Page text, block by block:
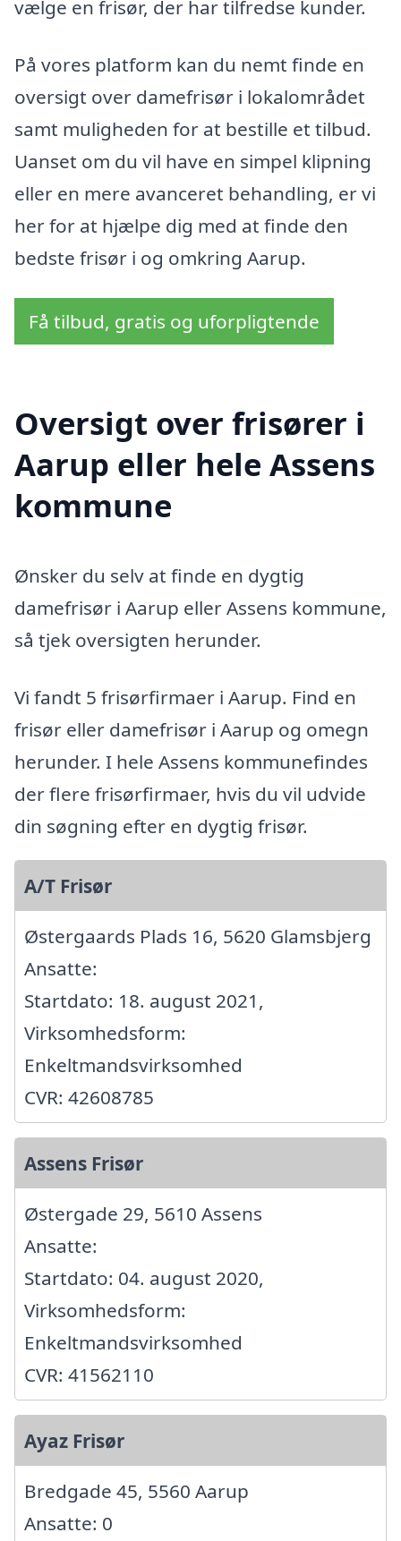
vælge en frisør, der har tilfredse kunder.
På vores platform kan du nemt finde en
oversigt over damefrisør i lokalområdet
samt muligheden for at bestille et tilbud.
Uanset om du vil have en simpel klipning
eller en mere avanceret behandling, er vi
her for at hjælpe dig med at finde den
bedste frisør i og omkring Aarup.
Få tilbud, gratis og uforpligtende
Oversigt over frisører i
Aarup eller hele Assens
kommune
Ønsker du selv at finde en dygtig
damefrisør i Aarup eller Assens kommune,
så tjek oversigten herunder.
Vi fandt 5 frisørfirmaer i Aarup. Find en
frisør eller damefrisør i Aarup og omegn
herunder. I hele Assens kommunefindes
der flere frisørfirmaer, hvis du vil udvide
din søgning efter en dygtig frisør.
A/T Frisør
Østergaards Plads 16, 5620 Glamsbjerg
Ansatte:
Startdato: 18. august 2021,
Virksomhedsform:
Enkeltmandsvirksomhed
CVR: 42608785
Assens Frisør
Østergade 29, 5610 Assens
Ansatte:
Startdato: 04. august 2020,
Virksomhedsform:
Enkeltmandsvirksomhed
CVR: 41562110
Ayaz Frisør
Bredgade 45, 5560 Aarup
Ansatte: 0